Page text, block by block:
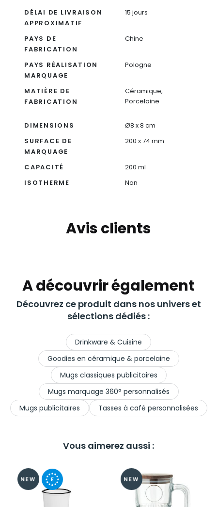
DÉLAI DE LIVRAISON
APPROXIMATIF
15 jours
PAYS DE
FABRICATION
Chine
PAYS RÉALISATION
MARQUAGE
Pologne
MATIÈRE DE
FABRICATION
Céramique,
Porcelaine
DIMENSIONS
Ø8 x 8 cm
SURFACE DE
MARQUAGE
200 x 74 mm
CAPACITÉ
200 ml
ISOTHERME
Non
Avis clients
A découvrir également
Découvrez ce produit dans nos univers et
sélections dédiés :
Drinkware & Cuisine
Goodies en céramique & porcelaine
Mugs classiques publicitaires
Mugs marquage 360° personnalisés
Mugs publicitaires
Tasses à café personnalisées
Vous aimerez aussi :